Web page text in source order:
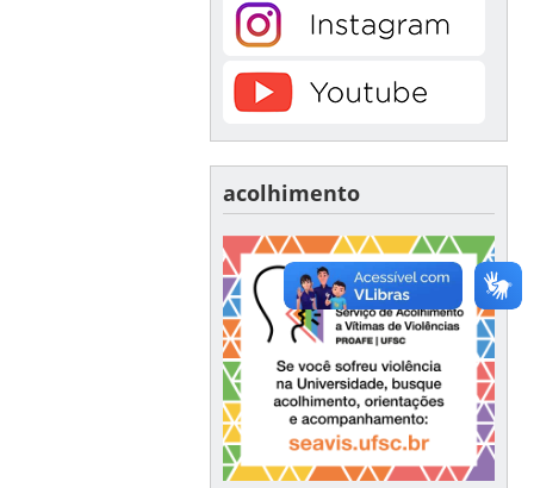
acolhimento